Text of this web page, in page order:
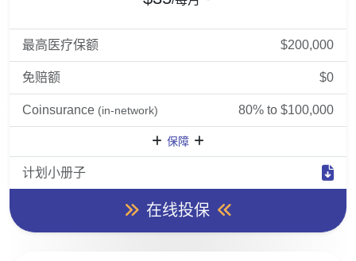
最高医疗保额 $200,000
免赔额 $0
Coinsurance (in-network) 80% to $100,000
保障
计划小册子
在线投保